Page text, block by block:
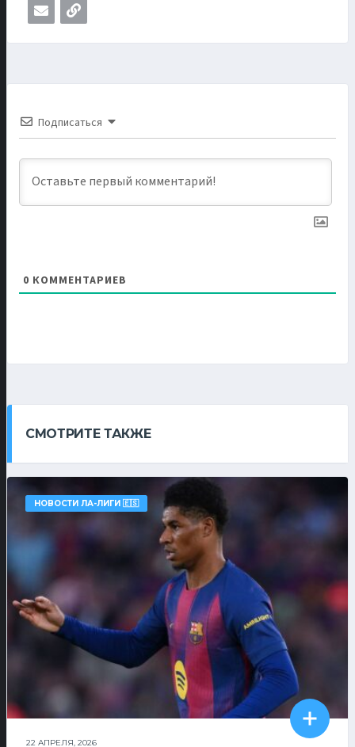
Подписаться
0 КОММЕНТАРИЕВ
СМОТРИТЕ ТАКЖЕ
НОВОСТИ ЛА-ЛИГИ 🇪🇸
22 АПРЕЛЯ, 2026